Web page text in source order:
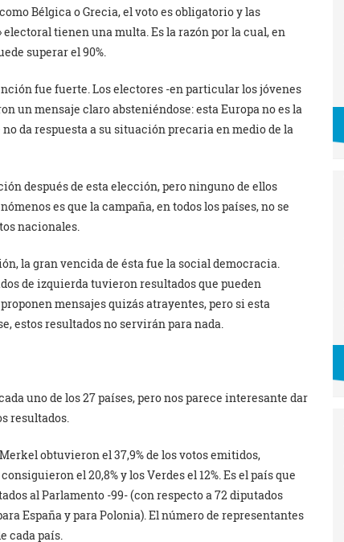
Bélgica o Grecia, el voto es obligatorio y las
tienen una multa. Es la razón por la cual, en
superar el 90%.
fue fuerte. Los electores -en particular los jóvenes
un mensaje claro absteniéndose: esta Europa no es la
da respuesta a su situación precaria en medio de la
después de esta elección, pero ninguno de ellos
es que la campaña, en todos los países, no se
nacionales.
la gran vencida de ésta fue la social democracia.
de izquierda tuvieron resultados que pueden
mensajes quizás atrayentes, pero si esta
estos resultados no servirán para nada.
uno de los 27 países, pero nos parece interesante dar
resultados.
obtuvieron el 37,9% de los votos emitidos,
el 20,8% y los Verdes el 12%. Es el país que
al Parlamento -99- (con respecto a 72 diputados
España y para Polonia). El número de representantes
cada país.